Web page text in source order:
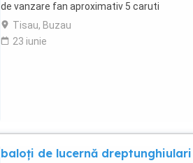
de vanzare fan aproximativ 5 caruti
Tisau, Buzau
23 iunie
baloți de lucernă